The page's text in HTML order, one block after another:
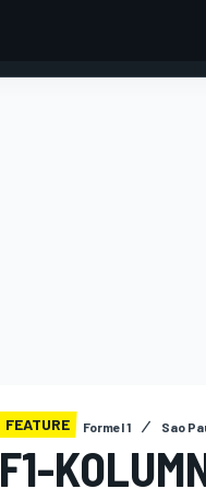
FEATURE Formel 1 Sao
F1-